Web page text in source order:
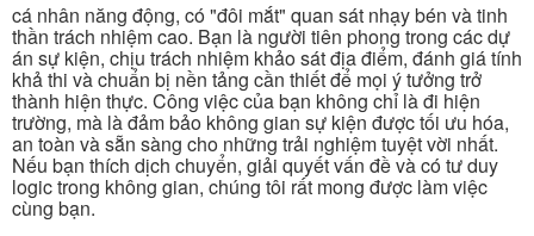
cá nhân năng động, có "đôi mắt" quan sát nhạy bén và tinh
thần trách nhiệm cao. Bạn là người tiên phong trong các dự
án sự kiện, chịu trách nhiệm khảo sát địa điểm, đánh giá tính
khả thi và chuẩn bị nền tảng cần thiết để mọi ý tưởng trở
thành hiện thực. Công việc của bạn không chỉ là đi hiện
trường, mà là đảm bảo không gian sự kiện được tối ưu hóa,
an toàn và sẵn sàng cho những trải nghiệm tuyệt vời nhất.
Nếu bạn thích dịch chuyển, giải quyết vấn đề và có tư duy
logic trong không gian, chúng tôi rất mong được làm việc
cùng bạn.